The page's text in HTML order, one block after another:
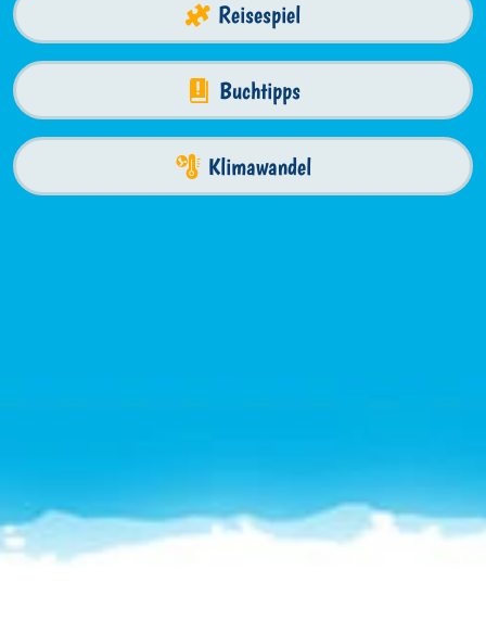
Reisespiel
Buchtipps
Klimawandel